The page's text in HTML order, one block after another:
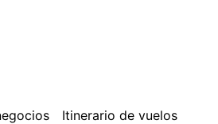
Itinerario de vuelos